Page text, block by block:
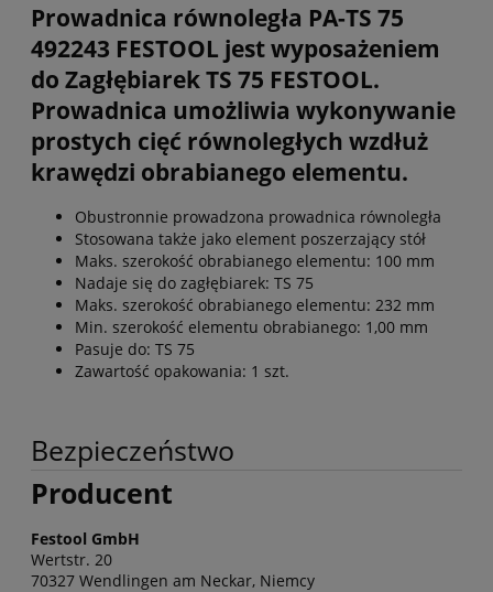
Prowadnica równoległa PA-TS 75
492243 FESTOOL jest wyposażeniem
do Zagłębiarek TS 75 FESTOOL.
Prowadnica umożliwia wykonywanie
prostych cięć równoległych wzdłuż
krawędzi obrabianego elementu.
Obustronnie prowadzona prowadnica równoległa
Stosowana także jako element poszerzający stół
Maks. szerokość obrabianego elementu: 100 mm
Nadaje się do zagłębiarek: TS 75
Maks. szerokość obrabianego elementu: 232 mm
Min. szerokość elementu obrabianego: 1,00 mm
Pasuje do: TS 75
Zawartość opakowania: 1 szt.
Bezpieczeństwo
Producent
Festool GmbH
Wertstr. 20
70327 Wendlingen am Neckar, Niemcy